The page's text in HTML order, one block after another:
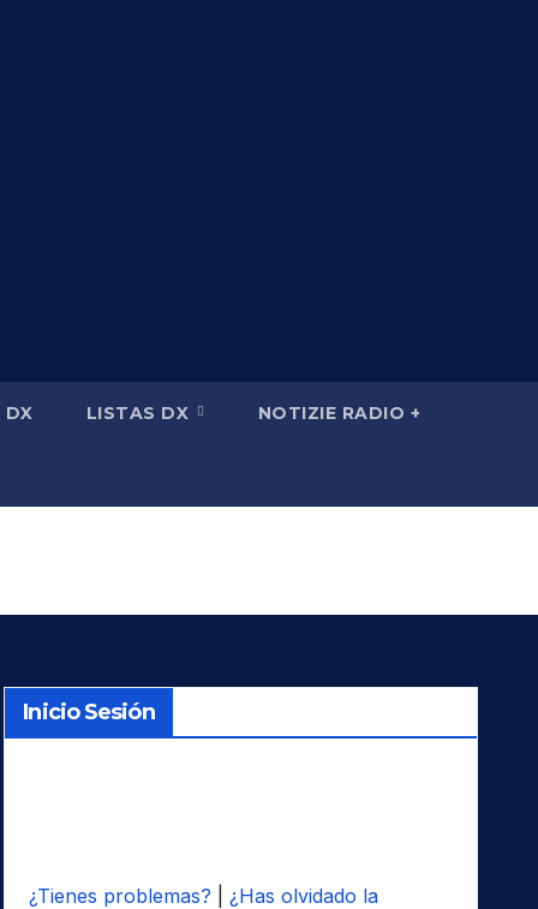
DX LISTAS DX NOTIZIE RADIO +
Inicio Sesión
¿Tienes problemas?
¿Has olvidado la